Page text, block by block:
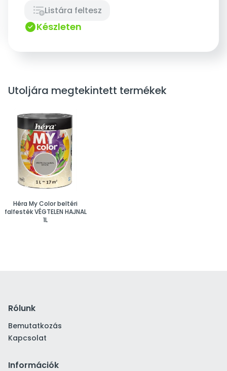
Listára feltesz
Készleten
Utoljára megtekintett termékek
Héra My Color beltéri
falfesték VÉGTELEN HAJNAL
1L
Rólunk
Bemutatkozás
Kapcsolat
Információk